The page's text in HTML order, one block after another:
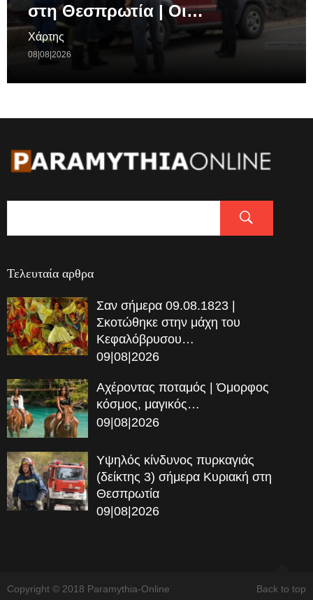
στη Θεσπρωτία | Οι…
Χάρτης
08|08|2026
Τελευταία αρθρα
Σαν σήμερα 09.08.1823 |
Σκοτώθηκε στην μάχη του
Κεφαλόβρυσου…
09|08|2026
Αχέροντας ποταμός | Όμορφος
κόσμος, μαγικός…
09|08|2026
Υψηλός κίνδυνος πυρκαγιάς
(δείκτης 3) σήμερα Κυριακή στη
Θεσπρωτία
09|08|2026
Back to top
Copyright © 2018 Paramythia-Online